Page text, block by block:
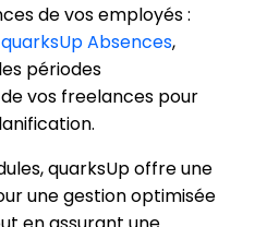
de vos employés :
quarksUp Absences,
périodes
vos freelances pour
quarksUp offre une
une gestion optimisée